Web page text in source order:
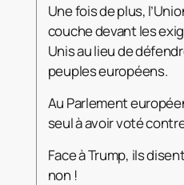
Une fois de plus,
couche devant les
Unis au lieu de
peuples européens.
Au Parlement
seul à avoir voté
Face à Trump, ils
non !